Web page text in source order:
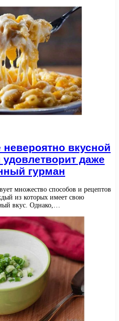
невероятно вкусной
удовлетворит даже
гурман
множество способов и рецептов
из которых имеет свою
вкус. Однако,…